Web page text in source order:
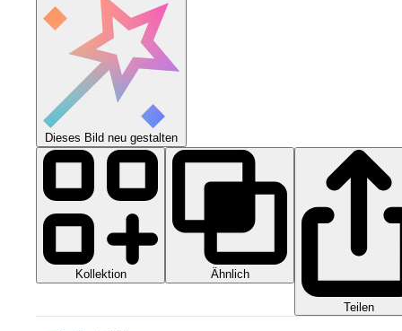
Dieses Bild neu gestalten
Kollektion Ähnlich
Teilen